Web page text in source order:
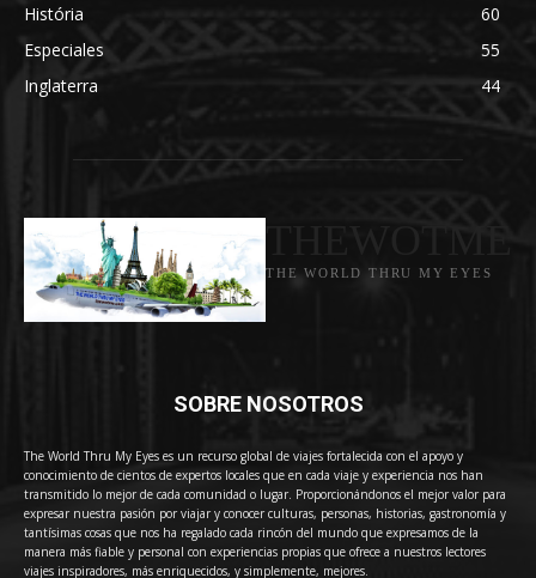
História
60
Especiales
55
Inglaterra
44
THE WORLD THRU MY EYES
SOBRE NOSOTROS
The World Thru My Eyes es un recurso global de viajes fortalecida con el apoyo y
conocimiento de cientos de expertos locales que en cada viaje y experiencia nos han
transmitido lo mejor de cada comunidad o lugar. Proporcionándonos el mejor valor para
expresar nuestra pasión por viajar y conocer culturas, personas, historias, gastronomía y
tantísimas cosas que nos ha regalado cada rincón del mundo que expresamos de la
manera más fiable y personal con experiencias propias que ofrece a nuestros lectores
viajes inspiradores, más enriquecidos, y simplemente, mejores.